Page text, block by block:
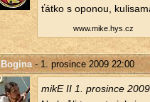
ťát­ko s opo­nou,
www.​mike.​hys.​cz
Bogina- 1. prosince 2009 22:00
mikE II 1. pro­sin­ce